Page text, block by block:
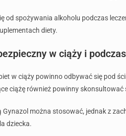
od spożywania alkoholu podczas
diety.
w ciąży i
w ciąży powinno odbywać się pod
ciążę również powinny
Gynazol można stosować, jednak z
dziecka.